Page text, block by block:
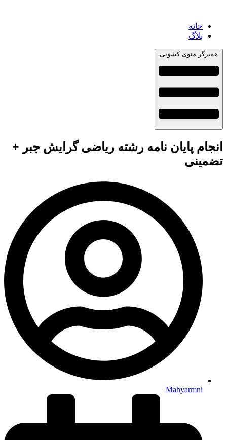
خانه
بلاگ
همبرگر منوی کشویی
انجام پایان نامه رشته ریاضی گرایش جبر +
تضمینی
Mahyarmni